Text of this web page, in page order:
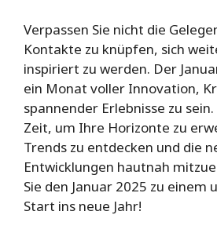
Verpassen Sie nicht die
Kontakte zu knüpfen, sich
inspiriert zu werden. Der
ein Monat voller Innovation,
spannender Erlebnisse zu
Zeit, um Ihre Horizonte zu
Trends zu entdecken und die
Entwicklungen hautnah
Sie den Januar 2025 zu einem
Start ins neue Jahr!